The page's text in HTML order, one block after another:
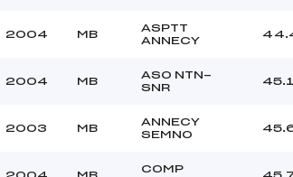
2004 MB
ASPTT
ANNECY
2004 MB
ASO NTN-
SNR
2003 MB
ANNECY
SEMNO
COMP